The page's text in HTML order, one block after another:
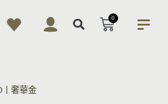
0
丨奢華金